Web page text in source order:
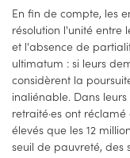
En fin de compte, les
résolution l'unité entre
et l'absence de
ultimatum : si leurs
considèrent la
inaliénable. Dans
retraité·es ont
élevés que les 12
seuil de pauvreté, des